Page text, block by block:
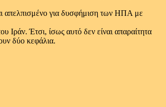
απελπισμένο για δυσφήμιση των ΗΠΑ με
Ιράν. Έτσι, ίσως αυτό δεν είναι απαραίτητα
δύο κεφάλια.